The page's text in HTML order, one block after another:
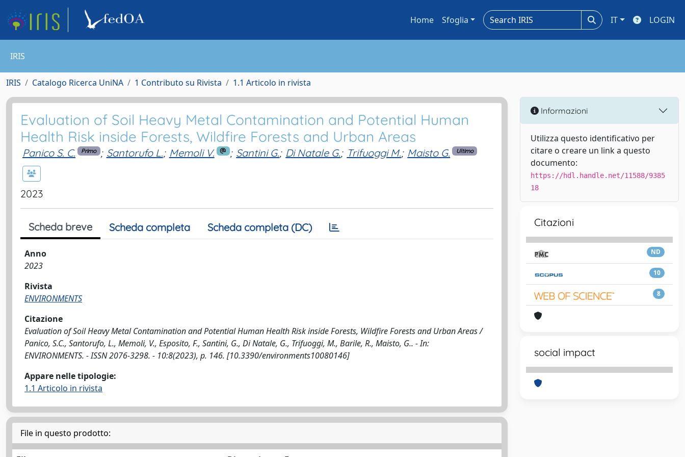
Home Sfoglia IT LOGIN
IRIS
IRIS Catalogo Ricerca UniNA 1 Contributo su Rivista 1.1 Articolo in rivista
Evaluation of Soil Heavy Metal Contamination and Potential Human
Health Risk inside Forests, Wildfire Forests and Urban Areas
Panico S. C. Primo ; Santorufo L.; Memoli V. ; Santini G.; Di Natale G.; Trifuoggi M.; Maisto G. Ultimo
2023
Scheda breve Scheda completa Scheda completa (DC)
Anno
2023
Rivista
ENVIRONMENTS
Citazione
Evaluation of Soil Heavy Metal Contamination and Potential Human Health Risk inside Forests, Wildfire Forests and Urban Areas /
Panico, S.C., Santorufo, L., Memoli, V., Esposito, F., Santini, G., Di Natale, G., Trifuoggi, M., Barile, R., Maisto, G.. - In:
ENVIRONMENTS. - ISSN 2076-3298. - 10:8(2023), p. 146. [10.3390/environments10080146]
Appare nelle tipologie:
1.1 Articolo in rivista
File in questo prodotto:
Informazioni
Utilizza questo identificativo per
citare o creare un link a questo
documento:
https://hdl.handle.net/11588/9385
18
Citazioni
ND
10
8
social impact